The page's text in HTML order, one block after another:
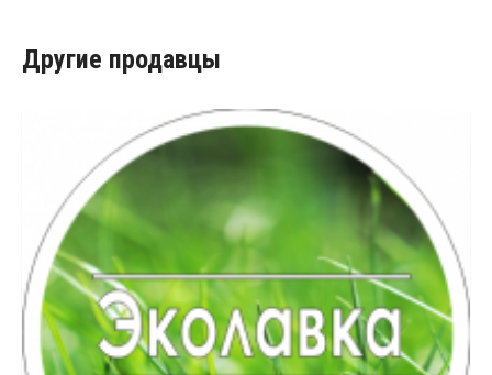
Другие продавцы